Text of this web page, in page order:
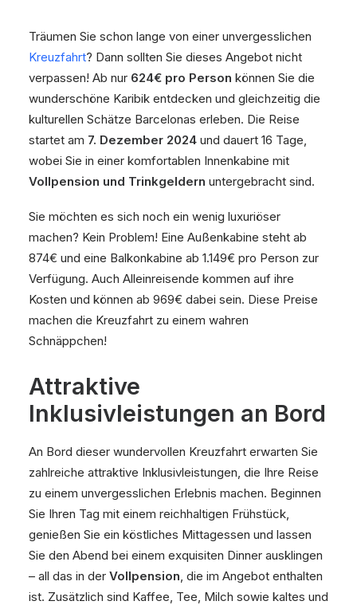
Träumen Sie schon lange von einer unvergesslichen
Kreuzfahrt? Dann sollten Sie dieses Angebot nicht
verpassen! Ab nur 624€ pro Person können Sie die
wunderschöne Karibik entdecken und gleichzeitig die
kulturellen Schätze Barcelonas erleben. Die Reise
startet am 7. Dezember 2024 und dauert 16 Tage,
wobei Sie in einer komfortablen Innenkabine mit
Vollpension und Trinkgeldern untergebracht sind.
Sie möchten es sich noch ein wenig luxuriöser
machen? Kein Problem! Eine Außenkabine steht ab
874€ und eine Balkonkabine ab 1.149€ pro Person zur
Verfügung. Auch Alleinreisende kommen auf ihre
Kosten und können ab 969€ dabei sein. Diese Preise
machen die Kreuzfahrt zu einem wahren
Schnäppchen!
Attraktive
Inklusivleistungen an Bord
An Bord dieser wundervollen Kreuzfahrt erwarten Sie
zahlreiche attraktive Inklusivleistungen, die Ihre Reise
zu einem unvergesslichen Erlebnis machen. Beginnen
Sie Ihren Tag mit einem reichhaltigen Frühstück,
genießen Sie ein köstliches Mittagessen und lassen
Sie den Abend bei einem exquisiten Dinner ausklingen
– all das in der Vollpension, die im Angebot enthalten
ist. Zusätzlich sind Kaffee, Tee, Milch sowie kaltes und